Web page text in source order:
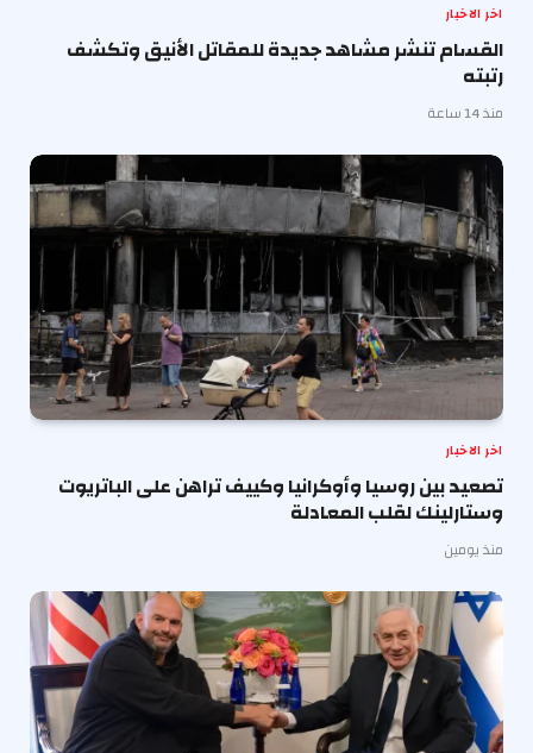
اخر الاخبار
القسام تنشر مشاهد جديدة للمقاتل الأنيق وتكشف
رتبته
منذ 14 ساعة
اخر الاخبار
تصعيد بين روسيا وأوكرانيا وكييف تراهن على الباتريوت
وستارلينك لقلب المعادلة
منذ يومين